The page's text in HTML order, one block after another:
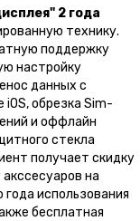
2 года
технику.
поддержку
настройку
данных с
обрезка Sim-
и оффлайн
стекла
получает скидку
на
использования
бесплатная